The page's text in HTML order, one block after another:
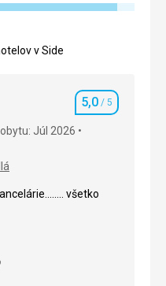
v Side
Hodnotenie
5,0 / 5
Júl 2026
všetko
všetko